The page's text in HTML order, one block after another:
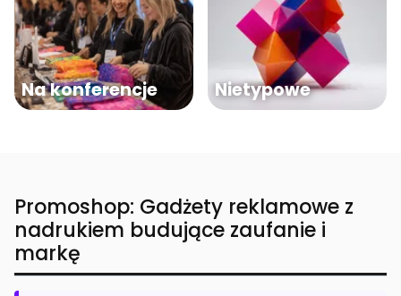
Na konferencje Nietypowe
Promoshop: Gadżety reklamowe z
nadrukiem budujące zaufanie i
markę